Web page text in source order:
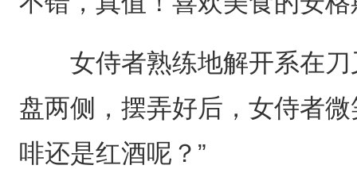
女侍者熟练地解开系在刀
盘两侧，摆弄好后，女侍者
啡还是红酒呢？”